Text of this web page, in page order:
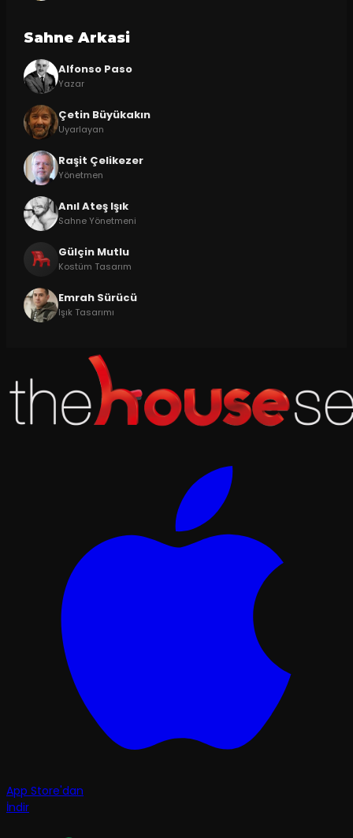
Sahne Arkasi
Alfonso Paso
Yazar
Çetin Büyükakın
Uyarlayan
Raşit Çelikezer
Yönetmen
Anıl Ateş Işık
Sahne Yönetmeni
Gülçin Mutlu
Kostüm Tasarım
Emrah Sürücü
Işık Tasarımı
App Store'dan
İndir